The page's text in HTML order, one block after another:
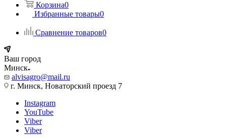
Корзина0
Избранные товары0
Сравнение товаров0
Ваш город
Минск
alvisagro@mail.ru
г. Минск, Новаторский проезд 7
Instagram
YouTube
Viber
Viber